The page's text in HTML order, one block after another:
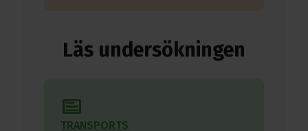
Läs undersökningen
text_ad
TRANSPORTS